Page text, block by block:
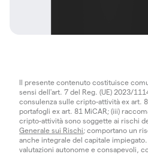
Il presente contenuto costituisce
sensi dell'art. 7 del Reg. (UE) 2023/
consulenza sulle cripto-attività ex art.
portafogli ex art. 81 MiCAR; (iii)
cripto-attività sono soggette ai rischi
Generale sui Rischi; comportano un
anche integrale del capitale
valutazioni autonome e consapevoli,